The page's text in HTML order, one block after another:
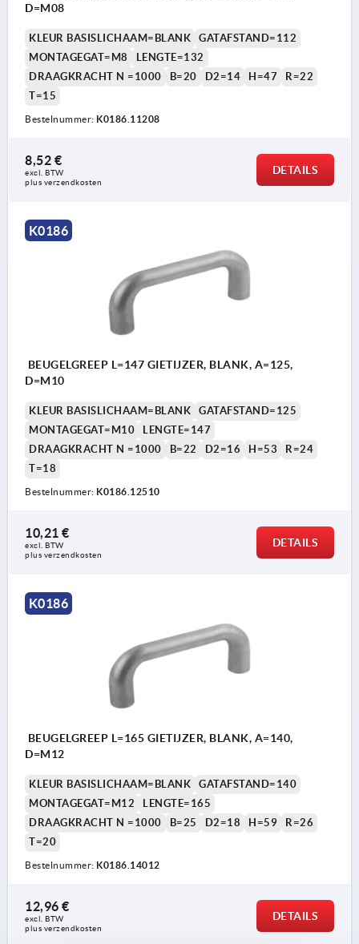
D=M08
KLEUR BASISLICHAAM=BLANK
GATAFSTAND=112
MONTAGEGAT=M8
LENGTE=132
DRAAGKRACHT N =1000
B=20 D2=14 H=47
R=22
T=15
Bestelnummer: K0186.11208
8,52 €
excl. BTW
plus verzendkosten
DETAILS
K0186
BEUGELGREEP L=147 GIETIJZER, BLANK, A=125,
D=M10
KLEUR BASISLICHAAM=BLANK
GATAFSTAND=125
MONTAGEGAT=M10
LENGTE=147
DRAAGKRACHT N =1000
B=22 D2=16 H=53
R=24
T=18
Bestelnummer: K0186.12510
10,21 €
excl. BTW
plus verzendkosten
DETAILS
K0186
BEUGELGREEP L=165 GIETIJZER, BLANK, A=140,
D=M12
KLEUR BASISLICHAAM=BLANK
GATAFSTAND=140
MONTAGEGAT=M12
LENGTE=165
DRAAGKRACHT N =1000
B=25 D2=18 H=59
R=26
T=20
Bestelnummer: K0186.14012
12,96 €
excl. BTW
plus verzendkosten
DETAILS